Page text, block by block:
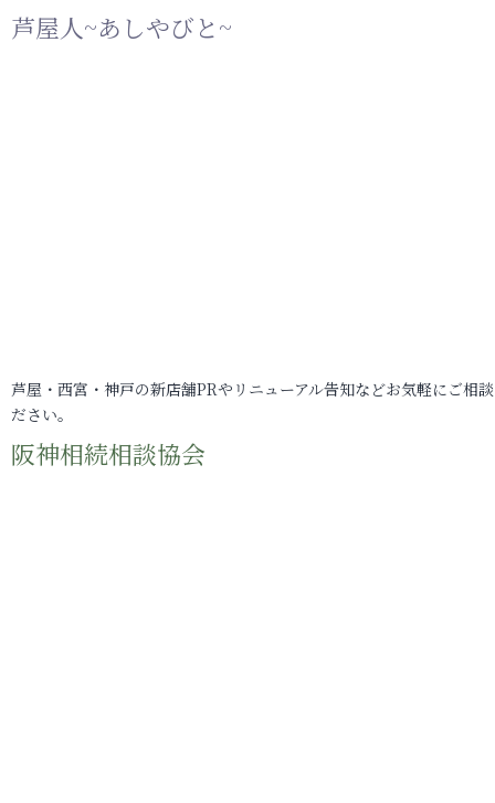
芦屋人~あしやびと~
芦屋・西宮・神戸の新店舗PRやリニューアル告知などお気軽にご相
ださい。
阪神相続相談協会